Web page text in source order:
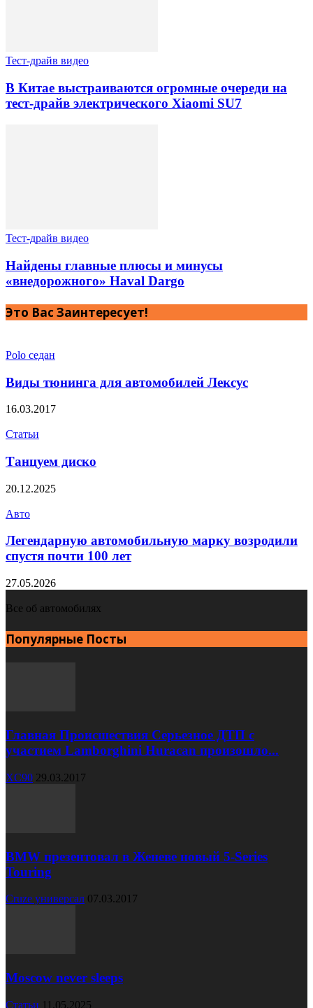
Тест-драйв видео
В Китае выстраиваются огромные очереди на
тест-драйв электрического Xiaomi SU7
Тест-драйв видео
Найдены главные плюсы и минусы
«внедорожного» Haval Dargo
Это Вас Заинтересует!
Polo седан
Виды тюнинга для автомобилей Лексус
16.03.2017
Статьи
Танцуем диско
20.12.2025
Авто
Легендарную автомобильную марку возродили
спустя почти 100 лет
27.05.2026
Все об автомобилях
Популярные Посты
Главная Происшествия Серьезное ДТП с
участием Lamborghini Huracan произошло...
XC90 29.03.2017
BMW презентовал в Женеве новый 5-Series
Touring
Cruze универсал 07.03.2017
Moscow never sleeps
Статьи 11.05.2025